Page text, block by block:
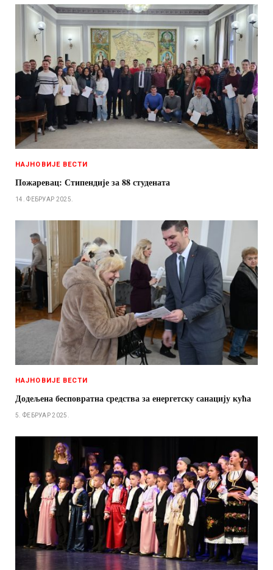
НАЈНОВИЈЕ ВЕСТИ
Пожаревац: Стипендије за 88 студената
14. ФЕБРУАР 2025.
НАЈНОВИЈЕ ВЕСТИ
Додељена бесповратна средства за енергетску санацију кућа
5. ФЕБРУАР 2025.